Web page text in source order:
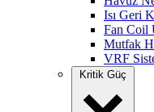
Isı Geri
Fan Coil
Mutfak
VRF
Kritik Güç